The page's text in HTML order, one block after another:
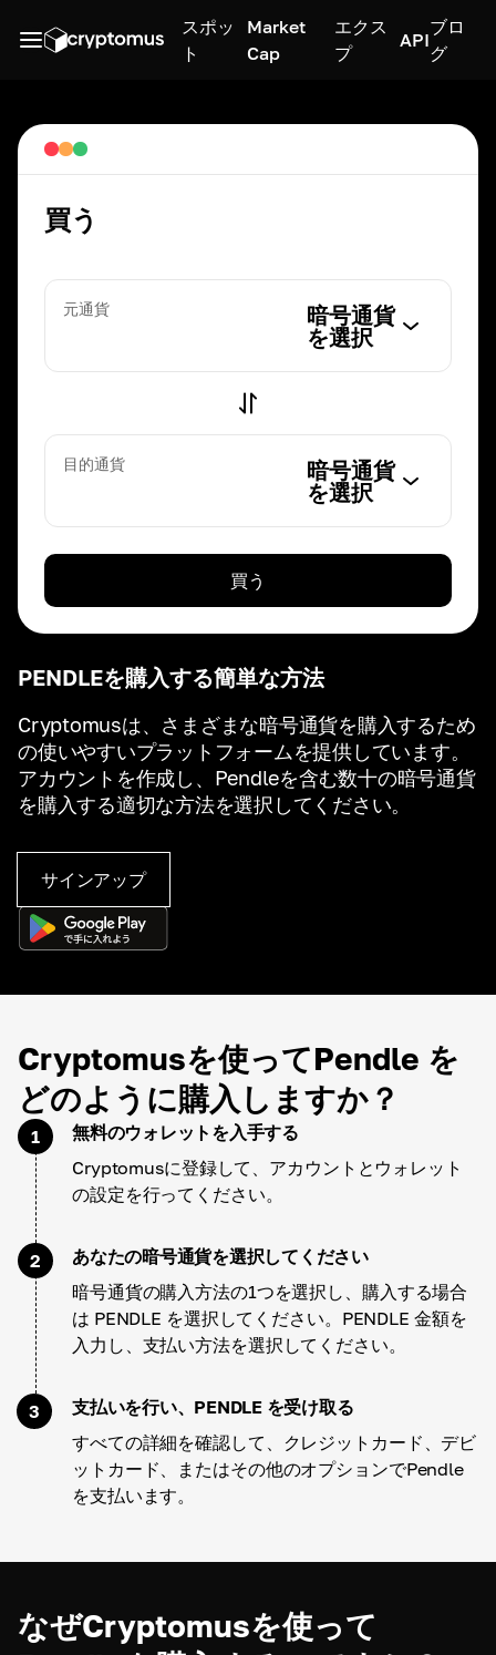
スポッ
ト
Market
Cap
エクス
プ
API
ブロ
グ
PENDLEを購入する簡単な方法
Cryptomusは、さまざまな暗号通貨を購入するため
の使いやすいプラットフォームを提供しています。
アカウントを作成し、Pendleを含む数十の暗号通貨
を購入する適切な方法を選択してください。
サインアップ
買う
元通貨
暗号通貨
を選択
目的通貨
暗号通貨
を選択
買う
Cryptomusを使ってPendle を
どのように購入しますか？
1
無料のウォレットを入手する
Cryptomusに登録して、アカウントとウォレット
の設定を行ってください。
2
あなたの暗号通貨を選択してください
暗号通貨の購入方法の1つを選択し、購入する場合
は PENDLE を選択してください。PENDLE 金額を
入力し、支払い方法を選択してください。
3
支払いを行い、PENDLE を受け取る
すべての詳細を確認して、クレジットカード、デビ
ットカード、またはその他のオプションでPendle
を支払います。
なぜCryptomusを使って